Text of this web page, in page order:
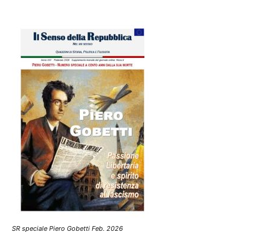
SR speciale Piero Gobetti Feb. 2026